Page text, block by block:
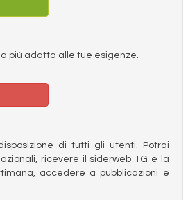
più adatta alle tue esigenze.
di tutti gli utenti. Potrai
ricevere il siderweb TG e la
accedere a pubblicazioni e